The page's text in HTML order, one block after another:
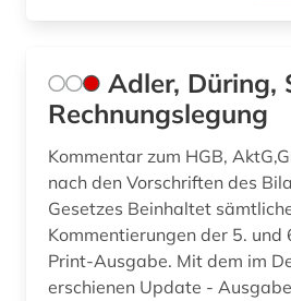
bundespatentgericht (1)
bundesregierung (1)
Adler, Düring,
Rechnungslegung
Kommentar zum HGB,
nach den Vorschriften des
Gesetzes Beinhaltet
Kommentierungen der 5. und
Print-Ausgabe. Mit dem im
erschienen Update -